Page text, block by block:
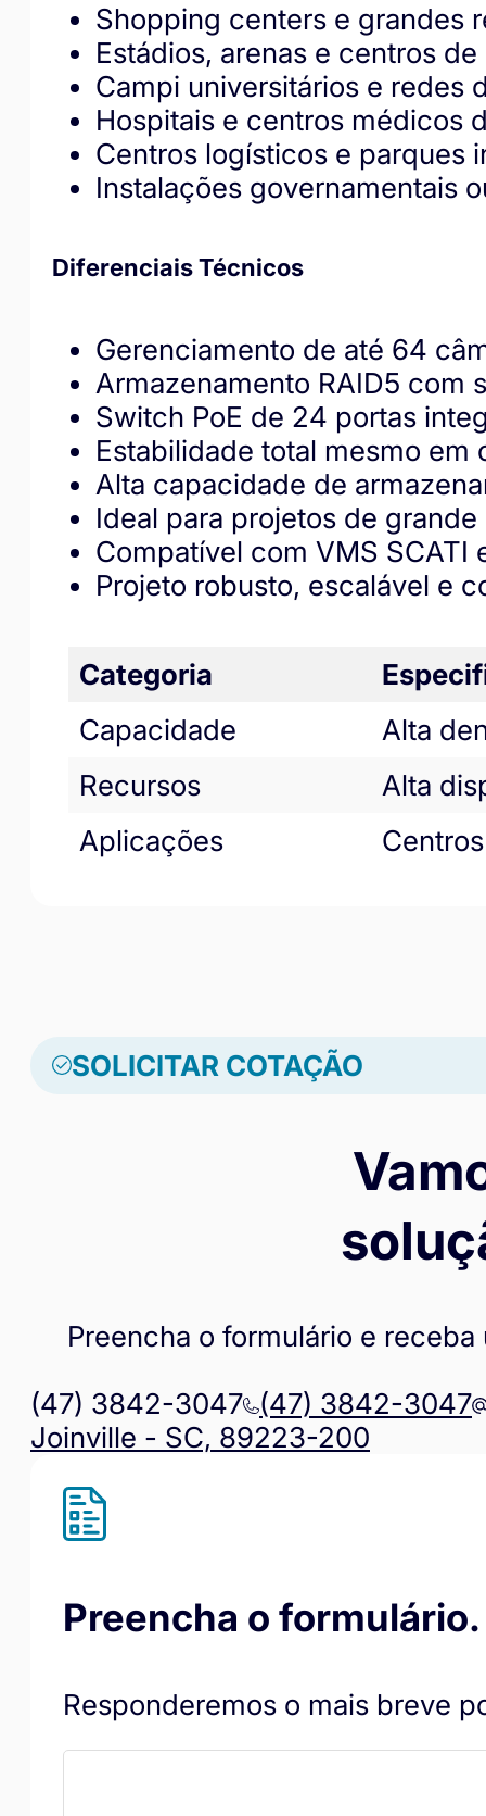
Shopping centers e grandes
Estádios, arenas e centros
Campi universitários e redes
Hospitais e centros médicos
Centros logísticos e parques
Instalações governamentais
Diferenciais Técnicos
Gerenciamento de até 64
Armazenamento RAID5 com
Switch PoE de 24 portas
Estabilidade total mesmo
Alta capacidade de
Ideal para projetos de
Compatível com VMS SCATI
Projeto robusto, escalável e
Categoria
Capacidade
Alta
Recursos
Alta
Aplicações
SOLICITAR COTAÇÃO
Preencha o formulário e
(47) 3842-3047 (47) 3842-3047
Joinville - SC, 89223-200
Preencha o formulário.
Responderemos o mais breve